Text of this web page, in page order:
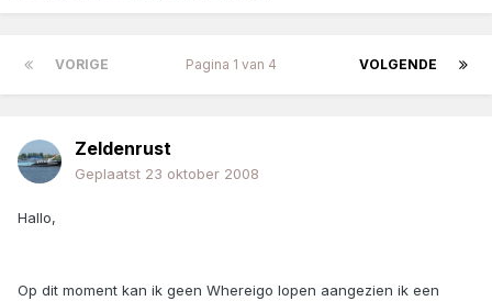
VORIGE VOLGENDE
Pagina 1 van 4
Zeldenrust
Geplaatst 23 oktober 2008
Hallo,
Op dit moment kan ik geen Whereigo lopen aangezien ik een